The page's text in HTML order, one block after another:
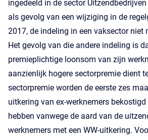
ingedeeld in de sector
als gevolg van een wijziging in de
2017, de indeling in een vaksector niet
Het gevolg van die andere indeling is
premieplichtige loonsom van zijn
aanzienlijk hogere sectorpremie dient
sectorpremie worden de eerste zes
uitkering van ex-werknemers
hebben vanwege de aard van de
werknemers met een WW-uitkering.